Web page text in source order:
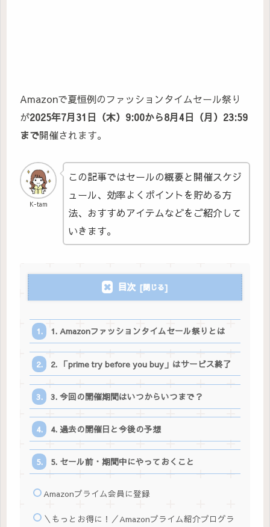
Amazonで夏恒例のファッションタイムセール祭り
が2025年7月31日（木）9:00から8月4日（月）23:59
まで開催されます。
K-tam
この記事ではセールの概要と開催スケジ
ュール、効率よくポイントを貯める方
法、おすすめアイテムなどをご紹介して
いきます。
目次
1. Amazonファッションタイムセール祭りとは
2. 「prime try before you buy」はサービス終了
3. 今回の開催期間はいつからいつまで？
4. 過去の開催日と今後の予想
5. セール前・期間中にやっておくこと
Amazonプライム会員に登録
＼もっとお得に！／Amazonプライム紹介プログラ